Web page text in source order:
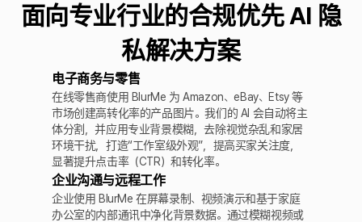
面向专业行业的合规优先 AI 隐
私解决方案
电子商务与零售
在线零售商使用 BlurMe 为 Amazon、eBay、Etsy 等
市场创建高转化率的产品图片。我们的 AI 会自动将主
体分割，并应用专业背景模糊，去除视觉杂乱和家居
环境干扰，打造“工作室级外观”，提高买家关注度，
显著提升点击率（CTR）和转化率。
企业沟通与远程工作
企业使用 BlurMe 在屏幕录制、视频演示和基于家庭
办公室的内部通讯中净化背景数据。通过模糊视频或